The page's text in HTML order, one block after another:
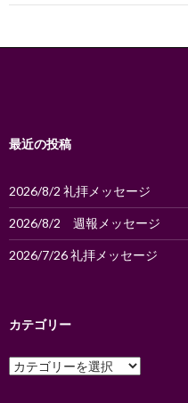
ー
ン
最近の投稿
2026/8/2 礼拝メッセージ
2026/8/2 週報メッセージ
2026/7/26 礼拝メッセージ
カテゴリー
カ
テ